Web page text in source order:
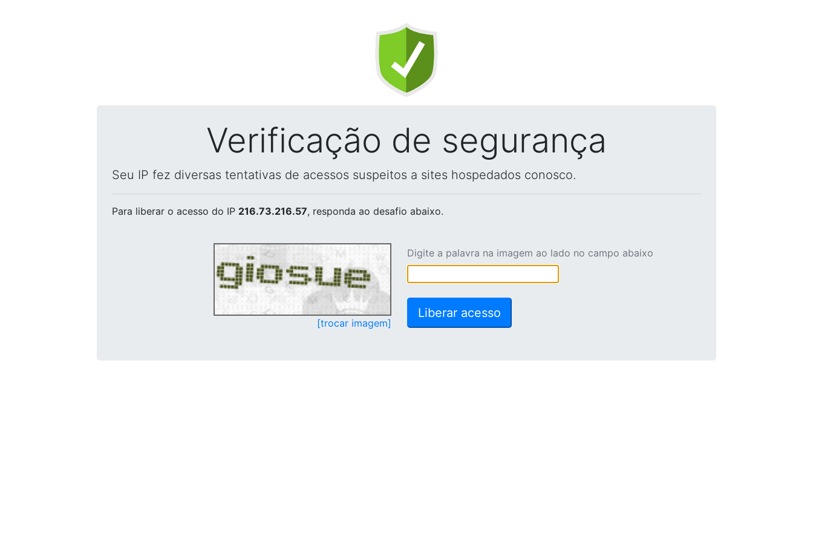
Verificação de segurança
Seu IP fez diversas tentativas de acessos suspeitos a sites hospedados conosco.
Para liberar o acesso do IP 216.73.216.57, responda ao desafio abaixo.
[trocar imagem]
Digite a palavra na imagem ao lado no campo abaixo